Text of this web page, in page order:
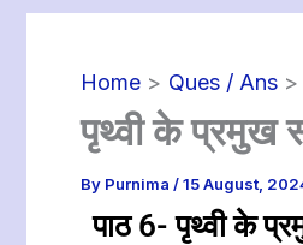
Home Ques / Ans
पृथ्वी के प्रमुख
By Purnima /15 August,
पाठ 6- पृथ्वी के